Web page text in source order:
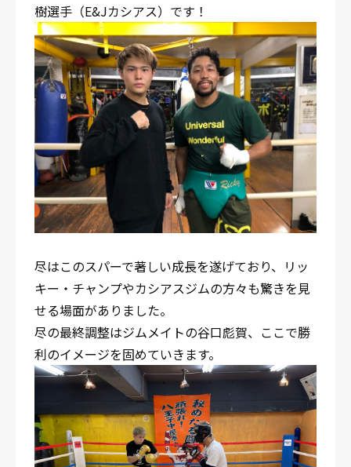
樹選手（E&Jカシアス）です！
尽はこのスパーで著しい成長を遂げており、リッ
キー・チャンプやカシアスジムの方々も驚きを見
せる場面がありました。
尽の最終調整はジムメイトの谷口彪賀、ここで勝
利のイメージを固めていきます。